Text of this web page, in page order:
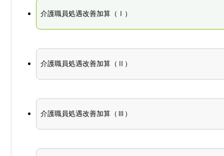
介護職員処遇改善加算（Ⅰ）
介護職員処遇改善加算（Ⅱ）
介護職員処遇改善加算（Ⅲ）